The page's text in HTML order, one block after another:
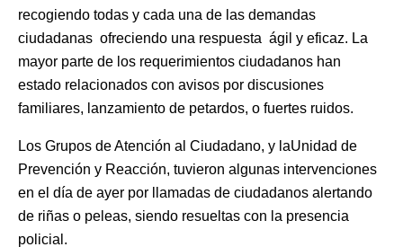
recogiendo todas y cada una de las demandas
ciudadanas ofreciendo una respuesta ágil y eficaz. La
mayor parte de los requerimientos ciudadanos han
estado relacionados con avisos por discusiones
familiares, lanzamiento de petardos, o fuertes ruidos.
Los Grupos de Atención al Ciudadano, y laUnidad de
Prevención y Reacción, tuvieron algunas intervenciones
en el día de ayer por llamadas de ciudadanos alertando
de riñas o peleas, siendo resueltas con la presencia
policial.